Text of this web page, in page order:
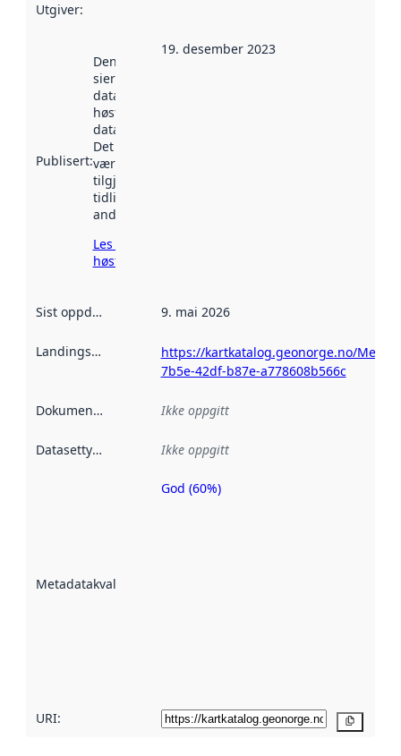
Utgiver:
Publisert:
Denne datoen
sier når
datasettet ble
høstet av
data.norge.no.
Det kan ha
vært
tilgjengelig
tidligere
andre steder.
Les mer om
høsting her
19. desember 2023
Sist oppdatert 9. mai 2026
Landingsside
https://kartkatalog.geonorge.no/
7b5e-42df-b87e-a778608b566c
Dokumentasjon Ikke oppgitt
Datasettype Ikke oppgitt
Metadatakvalitet
Metadatakvalitet
God (60%)
URI: